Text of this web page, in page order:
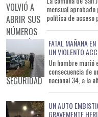
mensual
política de acceso
FATAL MAÑANA
UN VIOLENTO
Un hombre murió
consecuencia de
nacional 34, a la
UN AUTO
GRAVEMENTE